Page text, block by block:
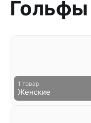
Гольфы
1 товар
Женские